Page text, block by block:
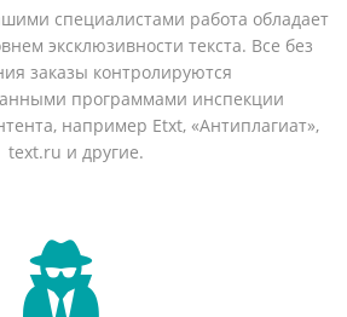
специалистами работа обладает
эксклюзивности текста. Все без
заказы контролируются
программами инспекции
например Etxt, «Антиплагиат»,
text.ru и другие.